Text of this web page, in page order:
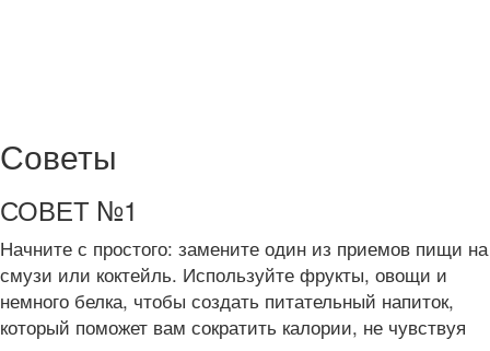
Советы
СОВЕТ №1
Начните с простого: замените один из приемов пищи на
смузи или коктейль. Используйте фрукты, овощи и
немного белка, чтобы создать питательный напиток,
который поможет вам сократить калории, не чувствуя